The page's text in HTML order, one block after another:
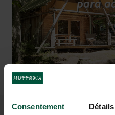
Consentement Détails
Chapinhar na
aquecida,
Fazer um
hora do jantar…